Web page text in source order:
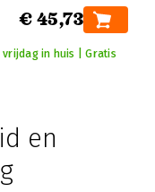
€ 45,73
vrijdag in huis | Gratis
en